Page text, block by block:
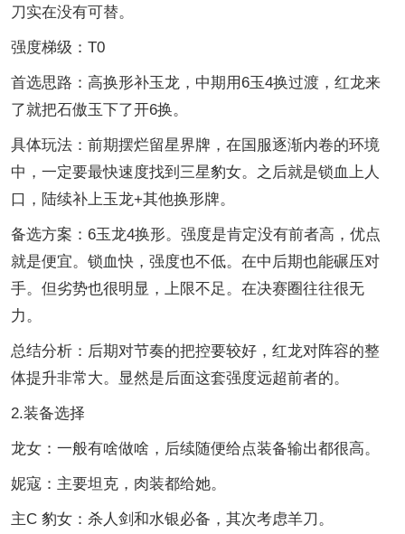
刀实在没有可替。
强度梯级：T0
首选思路：高换形补玉龙，中期用6玉4换过渡，红龙来
了就把石傲玉下了开6换。
具体玩法：前期摆烂留星界牌，在国服逐渐内卷的环境
中，一定要最快速度找到三星豹女。之后就是锁血上人
口，陆续补上玉龙+其他换形牌。
备选方案：6玉龙4换形。强度是肯定没有前者高，优点
就是便宜。锁血快，强度也不低。在中后期也能碾压对
手。但劣势也很明显，上限不足。在决赛圈往往很无
力。
总结分析：后期对节奏的把控要较好，红龙对阵容的整
体提升非常大。显然是后面这套强度远超前者的。
2.装备选择
龙女：一般有啥做啥，后续随便给点装备输出都很高。
妮寇：主要坦克，肉装都给她。
主C 豹女：杀人剑和水银必备，其次考虑羊刀。